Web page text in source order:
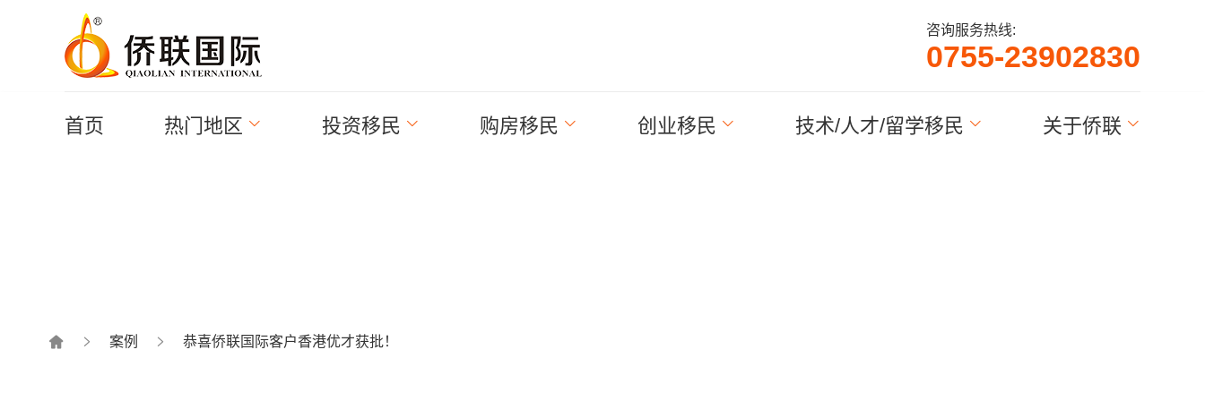
咨询服务热线:
0755-23902830
首页 热门地区 投资移民 购房移民 创业移民 技术/人才/留学移民 关于侨联
案例 恭喜侨联国际客户香港优才获批！